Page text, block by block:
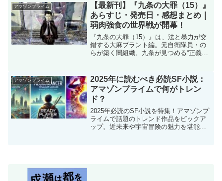
アマゾンプライム
【最新刊】『九条の大罪（15）』
あらすじ・発売日・感想まとめ｜
弱肉強食の世界戦が開幕！
『九条の大罪（15）』は、法と暴力が交
錯する大麻プラント編。元自衛隊員・の
らが築く闇組織、九条が見つめる“正義の
アマゾンプライム
2025年に読むべき必読SF小説：
アマゾンプライムで何がトレン
ド？
2025年必読のSF小説を特集！アマゾンプ
ライムで話題のトレンド作品をピックア
ップ。近未来や宇宙冒険の魅力を堪能し